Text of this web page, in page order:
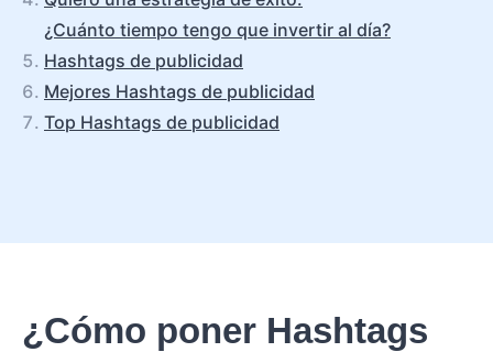
¿Cuánto tiempo tengo que invertir al día?
Hashtags de publicidad
Mejores Hashtags de publicidad
Top Hashtags de publicidad
¿Cómo poner Hashtags